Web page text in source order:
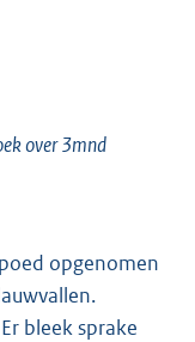
over 3mnd
opgenomen
bleek sprake